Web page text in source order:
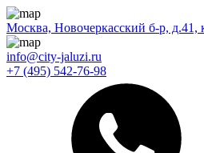
Москва, Новочеркасский б-р, д.41,
info@city-jaluzi.ru
+7 (495) 542-76-98